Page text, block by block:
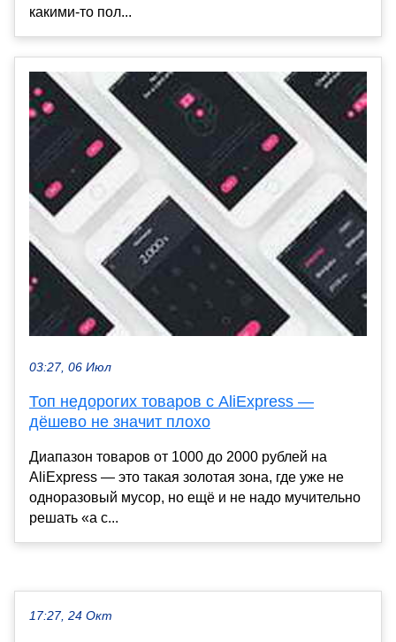
какими-то пол...
03:27, 06 Июл
Топ недорогих товаров с AliExpress —
дёшево не значит плохо
Диапазон товаров от 1000 до 2000 рублей на
AliExpress — это такая золотая зона, где уже не
одноразовый мусор, но ещё и не надо мучительно
решать «а с...
17:27, 24 Окт